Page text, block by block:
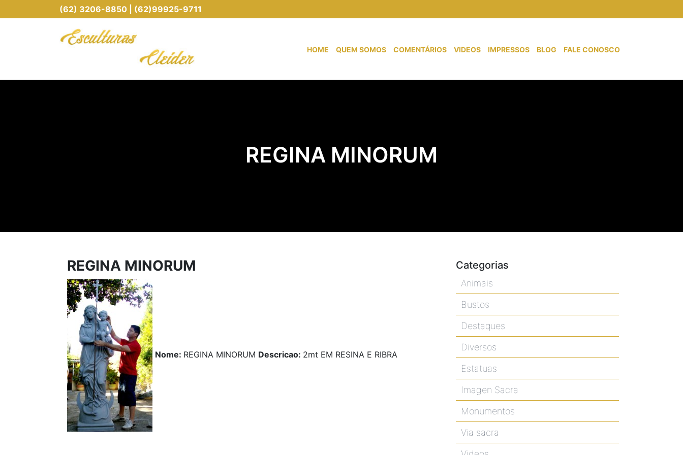
(62) 3206-8850 | (62)99925-9711
HOME QUEM SOMOS COMENTÁRIOS VIDEOS IMPRESSOS BLOG FALE CONOSCO
REGINA MINORUM
REGINA MINORUM
Nome: REGINA MINORUM Descricao: 2mt EM RESINA E RIBRA
Categorias
Animais
Bustos
Destaques
Diversos
Estatuas
Imagen Sacra
Monumentos
Via sacra